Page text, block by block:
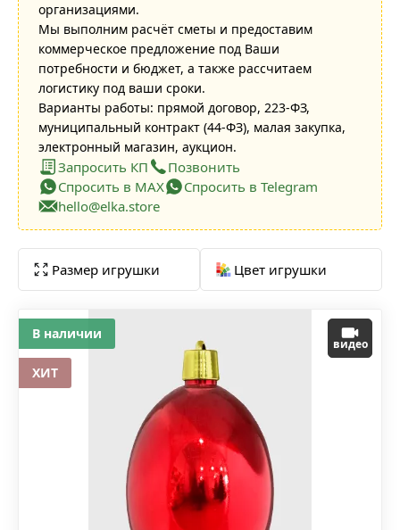
организациями.
Мы выполним расчёт сметы и предоставим
коммерческое предложение под Ваши
потребности и бюджет, а также рассчитаем
логистику под ваши сроки.
Варианты работы: прямой договор, 223-ФЗ,
муниципальный контракт (44-ФЗ), малая закупка,
электронный магазин, аукцион.
Запросить КП
Позвонить
Спросить в MAX
Спросить в Telegram
hello@elka.store
Размер игрушки Цвет игрушки
видео
В наличии
ХИТ